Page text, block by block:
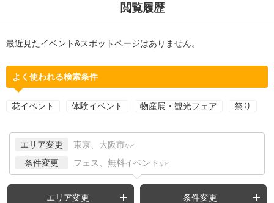
閲覧履歴
最近見たイベント&スポットページはありません。
よく使われる検索条件
花イベント 体験イベント 物産展・観光フェア 祭り
エリア変更 東京、大阪市 など
条件変更 フェス、無料イベント など
エリア変更 条件変更